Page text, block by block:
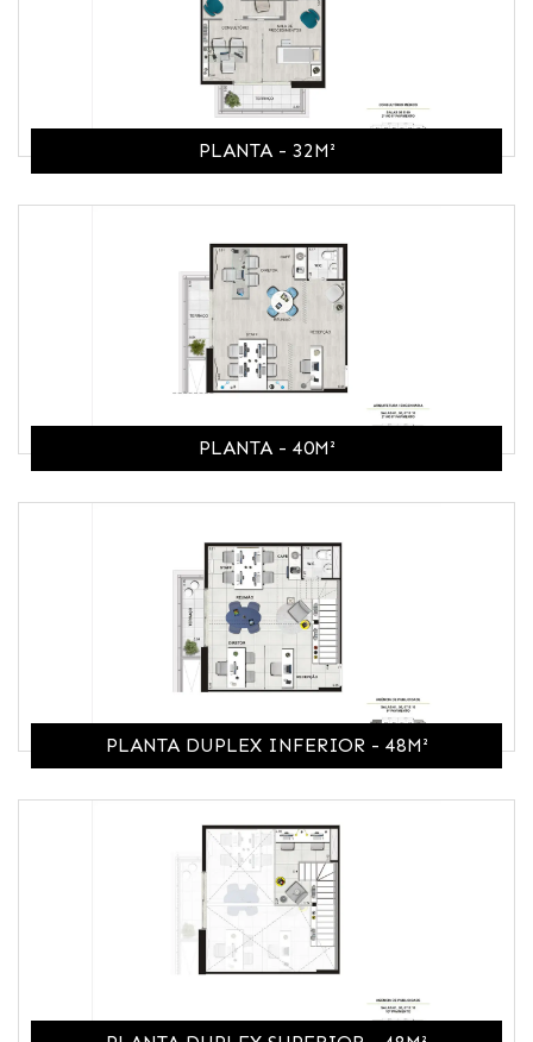
PLANTA - 32M²
PLANTA - 40M²
PLANTA DUPLEX INFERIOR - 48M²